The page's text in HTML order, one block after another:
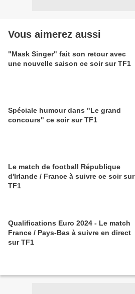
Vous aimerez aussi
"Mask Singer" fait son retour avec
une nouvelle saison ce soir sur TF1
Spéciale humour dans "Le grand
concours" ce soir sur TF1
Le match de football République
d'Irlande / France à suivre ce soir sur
TF1
Qualifications Euro 2024 - Le match
France / Pays-Bas à suivre en direct
sur TF1